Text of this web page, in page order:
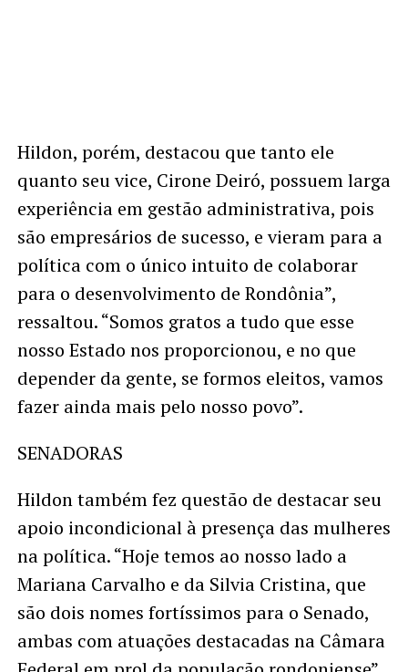
Hildon, porém, destacou que tanto ele
quanto seu vice, Cirone Deiró, possuem larga
experiência em gestão administrativa, pois
são empresários de sucesso, e vieram para a
política com o único intuito de colaborar
para o desenvolvimento de Rondônia”,
ressaltou. “Somos gratos a tudo que esse
nosso Estado nos proporcionou, e no que
depender da gente, se formos eleitos, vamos
fazer ainda mais pelo nosso povo”.
SENADORAS
Hildon também fez questão de destacar seu
apoio incondicional à presença das mulheres
na política. “Hoje temos ao nosso lado a
Mariana Carvalho e da Silvia Cristina, que
são dois nomes fortíssimos para o Senado,
ambas com atuações destacadas na Câmara